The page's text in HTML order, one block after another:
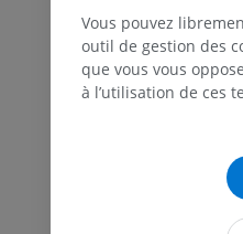
Bovin - Ostéologie
Illustrations
Vous pouvez
outil de gestion des
que vous vous
à l’utilisation de ces